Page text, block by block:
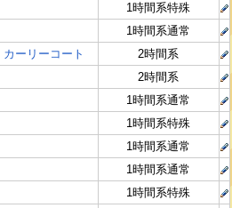
1時間系特殊
1時間系通常
ーリーコート
2時間系
2時間系
1時間系通常
1時間系特殊
1時間系通常
1時間系通常
1時間系特殊